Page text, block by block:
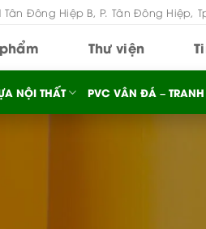
Tân Đông Hiệp B, P. Tân Đông Hiệp,
Thư viện
NỘI THẤT PVC VÂN ĐÁ –